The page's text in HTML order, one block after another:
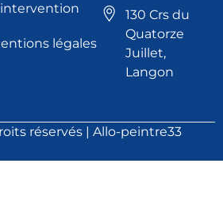
légales
130 Crs du
Quatorze
Juillet,
Langon
réservés | Allo-peintre33